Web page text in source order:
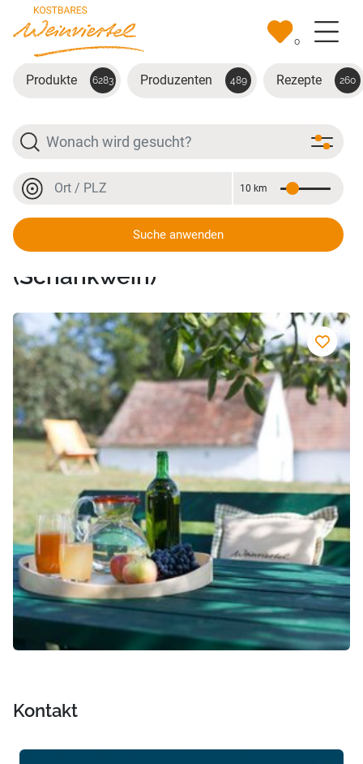
Zum Hauptinhalt springen
0
Produkte 6283 Produzenten 489 Rezepte 260
Suche
Ort oder PLZ
Entfernung
10 km
Suche anwenden
Rotwein Cuvée 2 Literflasche
(Schankwein)
Kontakt